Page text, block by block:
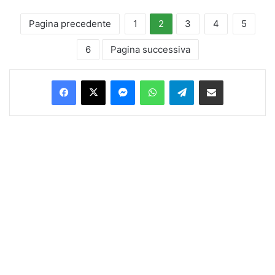
Pagina precedente 1 2 3 4 5
6 Pagina successiva
Facebook
X MessengerWhatsAppTelegramCondividi via Email